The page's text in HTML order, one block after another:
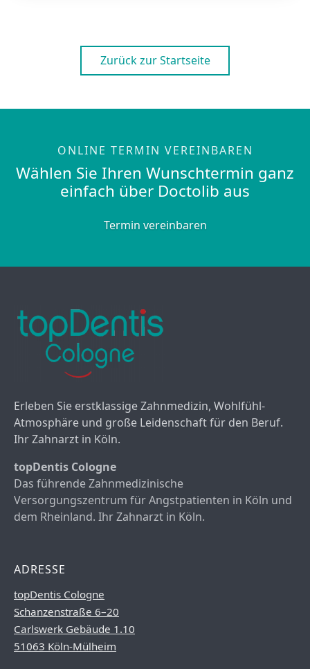
Zurück zur Startseite
ONLINE TERMIN VEREINBAREN
Wählen Sie Ihren Wunschtermin ganz
einfach über Doctolib aus
Termin vereinbaren
Erleben Sie erstklassige Zahnmedizin, Wohlfühl-
Atmosphäre und große Leidenschaft für den Beruf.
Ihr Zahnarzt in Köln.
topDentis Cologne
Das führende Zahnmedizinische
Versorgungszentrum für Angstpatienten in Köln und
dem Rheinland. Ihr Zahnarzt in Köln.
ADRESSE
topDentis Cologne
Schanzenstraße 6–20
Carlswerk Gebäude 1.10
51063 Köln-Mülheim